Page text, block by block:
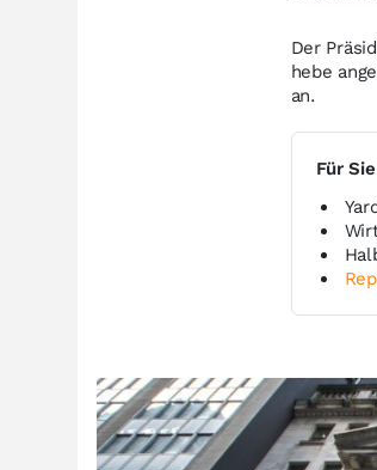
Der
hebe
an.
Für